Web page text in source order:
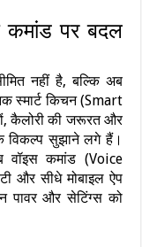
कमांड पर बदल
नहीं है, बल्कि अब
स्मार्ट किचन (Smart
कैलोरी की जरूरत और
विकल्प सुझाने लगे हैं।
वॉइस कमांड (Voice
और सीधे मोबाइल ऐप
पावर और सेटिंग्स को